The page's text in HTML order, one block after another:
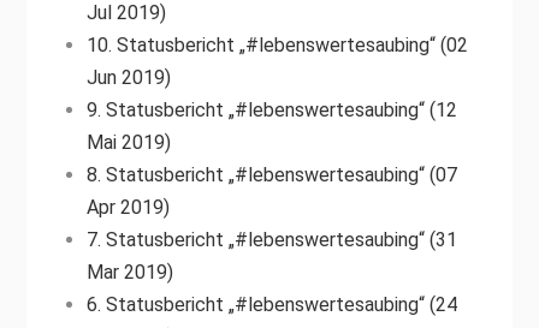
Jul 2019)
10. Statusbericht „#lebenswertesaubing“ (02
Jun 2019)
9. Statusbericht „#lebenswertesaubing“ (12
Mai 2019)
8. Statusbericht „#lebenswertesaubing“ (07
Apr 2019)
7. Statusbericht „#lebenswertesaubing“ (31
Mar 2019)
6. Statusbericht „#lebenswertesaubing“ (24